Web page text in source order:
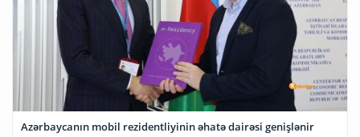
Azərbaycanın mobil rezidentliyinin əhatə dairəsi genişlənir